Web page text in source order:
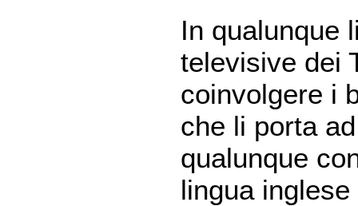
In qualunque
televisive dei
coinvolgere i
che li porta
qualunque
lingua